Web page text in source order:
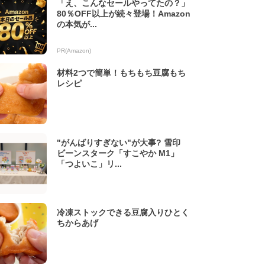
「え、こんなセールやってたの？」
80％OFF以上が続々登場！Amazon
の本気が...
PR(Amazon)
材料2つで簡単！もちもち豆腐もち
レシピ
"がんばりすぎない"が大事? 雪印
ビーンスターク「すこやか M1」
「つよいこ」リ...
冷凍ストックできる豆腐入りひとく
ちからあげ